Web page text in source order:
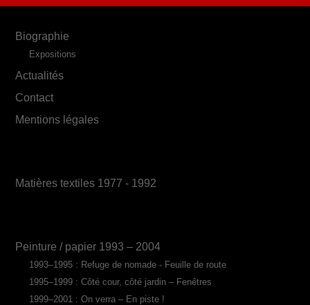
Biographie
Expositions
Actualités
Contact
Mentions légales
Matières textiles 1977 - 1992
Peinture / papier 1993 – 2004
1993–1995 : Refuge de nomade - Feuille de route
1995–1999 : Côté cour, côté jardin – Fenêtres
1999–2001 : On verra – En piste !